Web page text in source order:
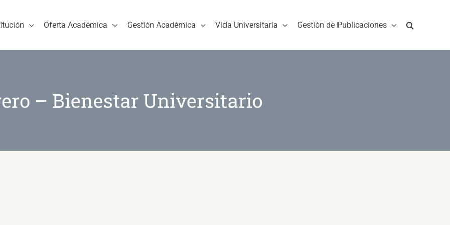
Oferta Académica Gestión Académica Vida Universitaria Gestión de Publicaciones
– Bienestar Universitario